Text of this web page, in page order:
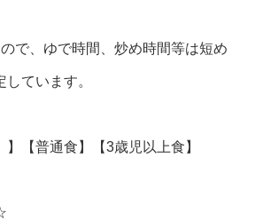
で、ゆで時間、炒め時間等は短め
ています。
】【普通食】【3歳児以上食】